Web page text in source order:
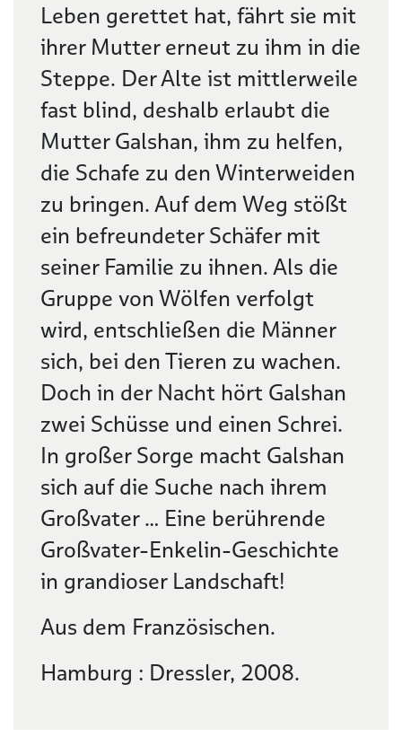
Leben gerettet hat, fährt sie mit
ihrer Mutter erneut zu ihm in die
Steppe. Der Alte ist mittlerweile
fast blind, deshalb erlaubt die
Mutter Galshan, ihm zu helfen,
die Schafe zu den Winterweiden
zu bringen. Auf dem Weg stößt
ein befreundeter Schäfer mit
seiner Familie zu ihnen. Als die
Gruppe von Wölfen verfolgt
wird, entschließen die Männer
sich, bei den Tieren zu wachen.
Doch in der Nacht hört Galshan
zwei Schüsse und einen Schrei.
In großer Sorge macht Galshan
sich auf die Suche nach ihrem
Großvater … Eine berührende
Großvater-Enkelin-Geschichte
in grandioser Landschaft!
Aus dem Französischen.
Hamburg : Dressler, 2008.